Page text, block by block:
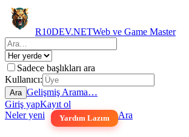
R10DEV.NETWeb ve Game Master
Sadece başlıkları ara
Kullanıcı:
Ara Gelişmiş Arama…
Giriş yapKayıt ol
Neler yeni
Yardım Lazım Ara